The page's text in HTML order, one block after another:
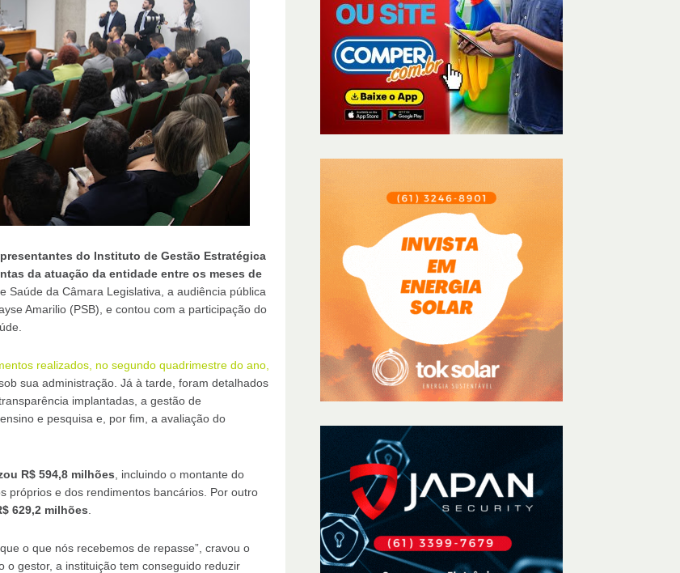
do Instituto de Gestão Estratégica
da atuação da entidade entre os meses de
Saúde da Câmara Legislativa, a audiência pública
Amarilio (PSB), e contou com a participação do
realizados, no segundo quadrimestre do ano,
sua administração. Já à tarde, foram detalhados
implantadas, a gestão de
e pesquisa e, por fim, a avaliação do
R$ 594,8 milhões , incluindo o montante do
próprios e dos rendimentos bancários. Por outro
629,2 milhões
o que nós recebemos de repasse”, cravou o
o gestor, a instituição tem conseguido reduzir